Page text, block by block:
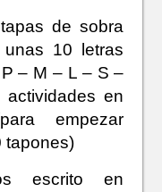
de sobra
unas 10 letras
– M – L – S –
en
empezar
tapones)
escrito en